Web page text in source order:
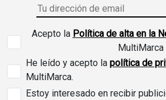
Acepto la Política de alta en la
MultiMarca
He leído y acepto la política de
MultiMarca.
Estoy interesado en recibir